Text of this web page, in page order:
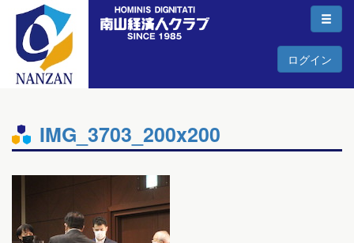
ログイン
IMG_3703_200x200